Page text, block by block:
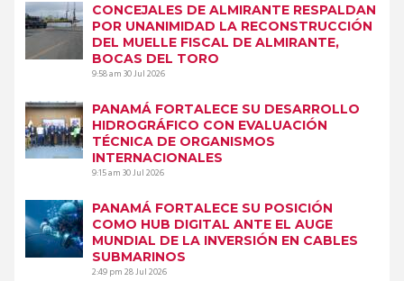
CONCEJALES DE ALMIRANTE RESPALDAN
POR UNANIMIDAD LA RECONSTRUCCIÓN
DEL MUELLE FISCAL DE ALMIRANTE,
BOCAS DEL TORO
9:58 am30 Jul 2026
PANAMÁ FORTALECE SU DESARROLLO
HIDROGRÁFICO CON EVALUACIÓN
TÉCNICA DE ORGANISMOS
INTERNACIONALES
9:15 am30 Jul 2026
PANAMÁ FORTALECE SU POSICIÓN
COMO HUB DIGITAL ANTE EL AUGE
MUNDIAL DE LA INVERSIÓN EN CABLES
SUBMARINOS
2:49 pm28 Jul 2026